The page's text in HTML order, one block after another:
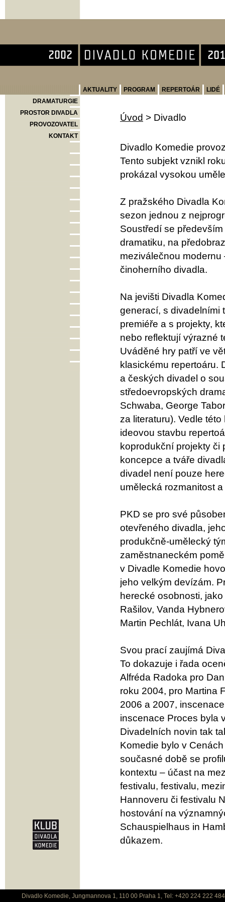
AKTUALITY PROGRAM REPERTOÁR
LIDÉ
DRAMATURGIE
PROSTOR DIVADLA
PROVOZOVATEL
KONTAKT
Úvod > Divadlo
Divadlo Komedie
Tento subjekt vznikl
prokázal vysokou
Z pražského Divadla
sezon jednou z
Soustředí se
dramatiku, na
meziválečnou
činoherního divadla.
Na jevišti Divadla
generací, s divadelními
premiéře a s projekty,
nebo reflektují výrazné
Uváděné hry patří ve
klasickému repertoáru.
a českých divadel o
středoevropských
Schwaba, George
za literaturu). Vedle
ideovou stavbu
koprodukční projekty či
koncepce a tváře
divadel není pouze
umělecká rozmanitost
PKD se pro své
otevřeného divadla,
produkčně-umělecký
zaměstnaneckém
v Divadle Komedie
jeho velkým devízám.
herecké osobnosti,
Rašilov, Vanda
Martin Pechlát, Ivana
Svou prací zaujímá
To dokazuje i řada
Alfréda Radoka pro
roku 2004, pro Martina
2006 a 2007,
inscenace Proces byla
Divadelních novin tak
Komedie bylo v
současné době se
kontextu – účast na
festivalu, festivalu,
Hannoveru či festivalu
hostování na
Schauspielhaus in
důkazem.
Divadlo Komedie, Jungmannova 1, 110 00 Praha 1, Tel: +420 224 222